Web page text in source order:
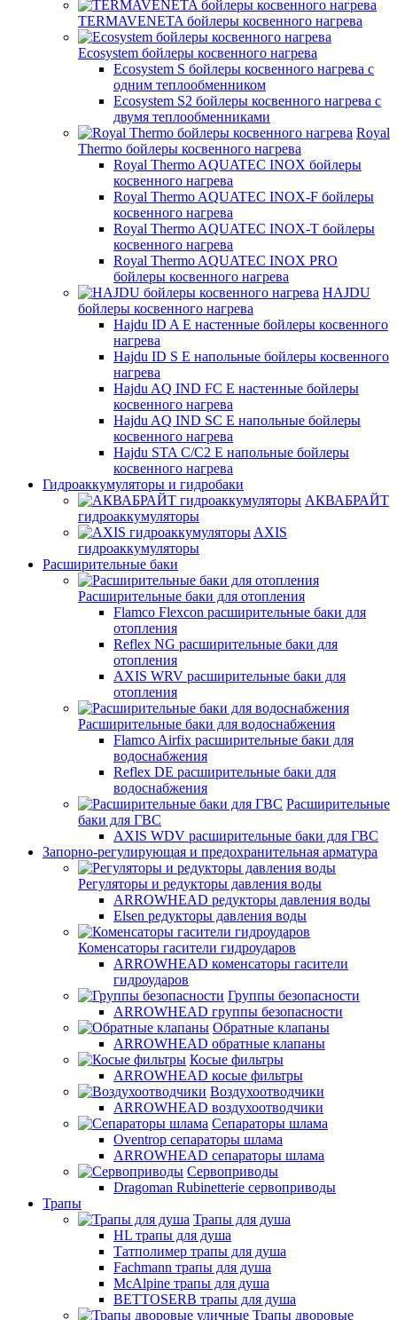
TERMAVENETA бойлеры косвенного нагрева
Ecosystem бойлеры косвенного нагрева
Ecosystem S бойлеры косвенного нагрева с
одним теплообменником
Ecosystem S2 бойлеры косвенного нагрева с
двумя теплообменниками
Royal
Thermo бойлеры косвенного нагрева
Royal Thermo AQUATEC INOX бойлеры
косвенного нагрева
Royal Thermo AQUATEC INOX-F бойлеры
косвенного нагрева
Royal Thermo AQUATEC INOX-T бойлеры
косвенного нагрева
Royal Thermo AQUATEC INOX PRO
бойлеры косвенного нагрева
HAJDU
бойлеры косвенного нагрева
Hajdu ID A E настенные бойлеры косвенного
нагрева
Hajdu ID S E напольные бойлеры косвенного
нагрева
Hajdu AQ IND FC E настенные бойлеры
косвенного нагрева
Hajdu AQ IND SC E напольные бойлеры
косвенного нагрева
Hajdu STA C/C2 E напольные бойлеры
косвенного нагрева
Гидроаккумуляторы и гидробаки
АКВАБРАЙТ
гидроаккумуляторы
AXIS
гидроаккумуляторы
Расширительные баки
Расширительные баки для отопления
Flamco Flexcon расширительные баки для
отопления
Reflex NG расширительные баки для
отопления
AXIS WRV расширительные баки для
отопления
Расширительные баки для водоснабжения
Flamco Airfix расширительные баки для
водоснабжения
Reflex DЕ расширительные баки для
водоснабжения
Расширительные
баки для ГВС
AXIS WDV расширительные баки для ГВС
Запорно-регулирующая и предохранительная арматура
Регуляторы и редукторы давления воды
ARROWHEAD редукторы давления воды
Elsen редукторы давления воды
Коменсаторы гасители гидроударов
ARROWHEAD коменсаторы гасители
гидроударов
Группы безопасности
ARROWHEAD группы безопасности
Обратные клапаны
ARROWHEAD обратные клапаны
Косые фильтры
ARROWHEAD косые фильтры
Воздухоотводчики
ARROWHEAD воздухоотводчики
Сепараторы шлама
Oventrop cепараторы шлама
ARROWHEAD сепараторы шлама
Сервоприводы
Dragoman Rubinetterie сервоприводы
Трапы
Трапы для душа
HL трапы для душа
Татполимер трапы для душа
Fachmann трапы для душа
McAlpine трапы для душа
BETTOSERB трапы для душа
Трапы дворовые